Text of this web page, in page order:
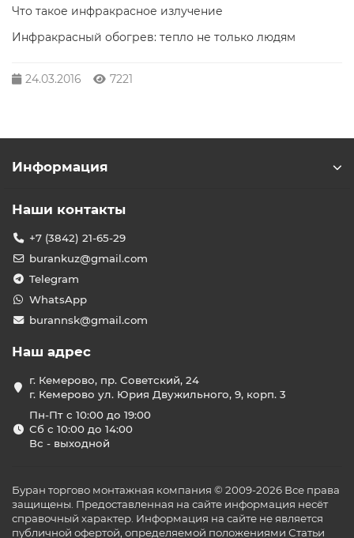
Что такое инфракрасное излучение
Инфракрасный обогрев: тепло не только людям
24.03.2016 7221
Информация
Наши контакты
+7 (3842) 21-65-29
burankuz@gmail.com
Telegram
WhatsApp
burannsk@gmail.com
Наш адрес
г. Кемерово, пр. Советский, 24
г. Кемерово ул. Юрия Двужильного, 9, корп. 3
Пн-Пт с 10:00 до 19:00
Сб с 10:00 до 14:00
Вс - выходной
Буран торгово монтажная компания © 2009-2026 Все права
защищены. Предоставленная на сайте информация несёт
справочный характер. Информация на сайте не является
публичной офертой, определяемой положениями Статьи